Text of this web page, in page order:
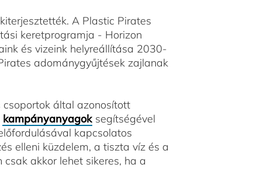
A Plastic Pirates
keretprogramja - Horizon
és vizeink helyreállítása 2030-
adománygyűjtések zajlanak
által azonosított
kampányanyagok segítségével
kapcsolatos
elleni küzdelem, a tiszta víz és a
akkor lehet sikeres, ha a